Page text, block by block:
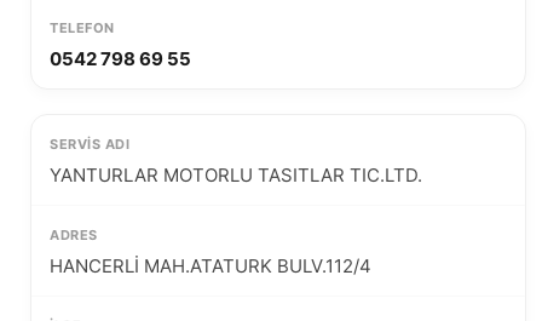
0542 798 69 55
YANTURLAR MOTORLU TASITLAR TIC.LTD.
HANCERLİ MAH.ATATURK BULV.112/4